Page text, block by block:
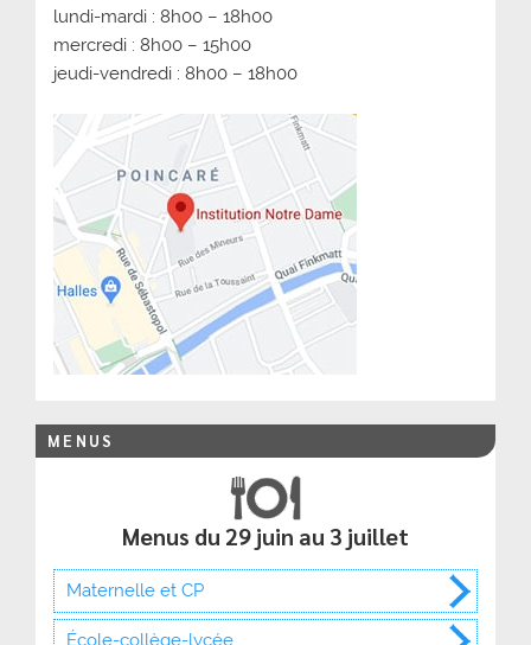
lundi-mardi : 8h00 – 18h00
mercredi : 8h00 – 15h00
jeudi-vendredi : 8h00 – 18h00
MENUS
Menus du 29 juin au 3 juillet
Maternelle et CP
École-collège-lycée